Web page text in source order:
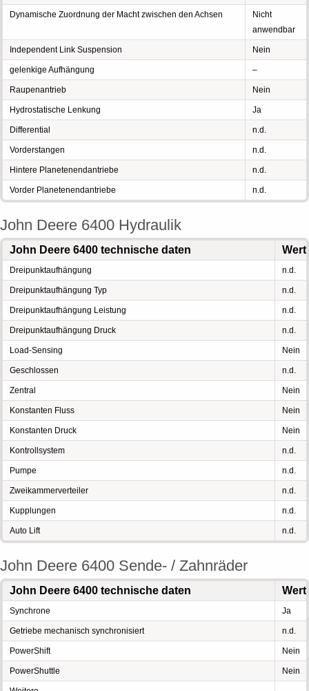
Dynamische Zuordnung der Macht zwischen den Achsen
Nicht
anwendbar
Independent Link Suspension Nein
gelenkige Aufhängung –
Raupenantrieb Nein
Hydrostatische Lenkung Ja
Differential n.d.
Vorderstangen n.d.
Hintere Planetenendantriebe n.d.
Vorder Planetenendantriebe n.d.
John Deere 6400 Hydraulik
John Deere 6400 technische daten Wert
Dreipunktaufhängung n.d.
Dreipunktaufhängung Typ n.d.
Dreipunktaufhängung Leistung n.d.
Dreipunktaufhängung Druck n.d.
Load-Sensing Nein
Geschlossen n.d.
Zentral Nein
Konstanten Fluss Nein
Konstanten Druck Nein
Kontrollsystem n.d.
Pumpe n.d.
Zweikammerverteiler n.d.
Kupplungen n.d.
Auto Lift n.d.
John Deere 6400 Sende- / Zahnräder
John Deere 6400 technische daten Wert
Synchrone Ja
Getriebe mechanisch synchronisiert n.d.
PowerShift Nein
PowerShuttle Nein